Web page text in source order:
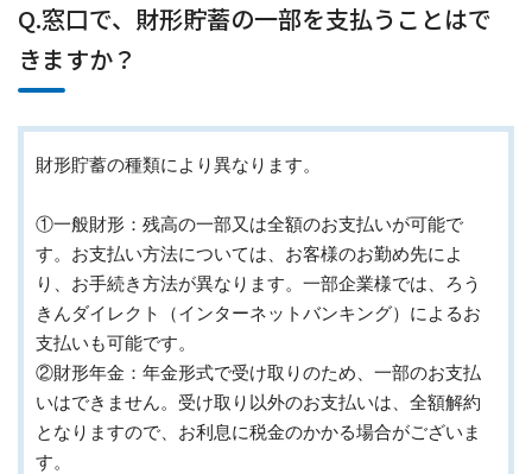
Q.窓口で、財形貯蓄の一部を支払うことはで
きますか？
財形貯蓄の種類により異なります。
①一般財形：残高の一部又は全額のお支払いが可能で
す。お支払い方法については、お客様のお勤め先によ
り、お手続き方法が異なります。一部企業様では、ろう
きんダイレクト（インターネットバンキング）によるお
支払いも可能です。
②財形年金：年金形式で受け取りのため、一部のお支払
いはできません。受け取り以外のお支払いは、全額解約
となりますので、お利息に税金のかかる場合がございま
す。